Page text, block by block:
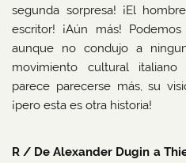
segunda sorpresa! ¡El
escritor! ¡Aún más!
aunque no condujo a
movimiento cultural italiano
parece parecerse más, su
¡pero esta es otra historia!
R / De Alexander Dugin a